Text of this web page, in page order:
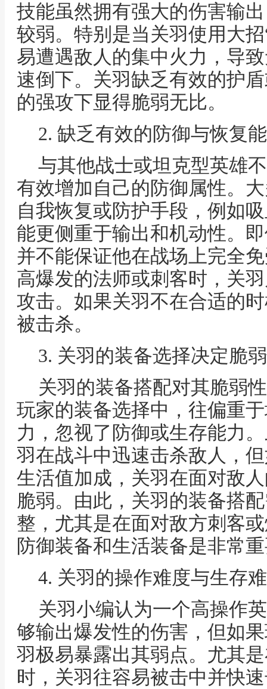
技能虽然拥有强大的伤害输
较弱。特别是当关羽使用大
易遭遇敌人的集中火力，导
速倒下。关羽缺乏有效的护
的强攻下显得脆弱无比。
2. 缺乏有效的防御与恢复
与其他战士或坦克型英雄
有效增加自己的防御属性。
自我恢复或防护手段，例如
能更侧重于输出和机动性。
并不能保证他在战场上完全
高爆发的法师或刺客时，关
攻击。如果关羽不在合适的
被击杀。
3. 关羽的装备选择决定脆
关羽的装备搭配对其脆弱
玩家的装备选择中，往偏重
力，忽视了防御或生存能力
羽在战斗中迅速击杀敌人，
生活值加成，关羽在面对敌
脆弱。由此，关羽的装备搭
整，尤其是在面对敌方刺客
防御装备和生活装备是非常
4. 关羽的操作难度与生存
关羽小编认为一个高操作
够输出爆发性的伤害，但如
羽极易暴露出其弱点。尤其
时，关羽往容易被击中并快